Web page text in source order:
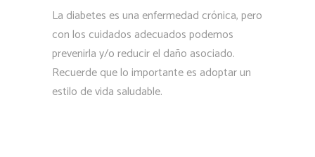
La diabetes es una enfermedad crónica, pero
con los cuidados adecuados podemos
prevenirla y/o reducir el daño asociado.
Recuerde que lo importante es adoptar un
estilo de vida saludable.